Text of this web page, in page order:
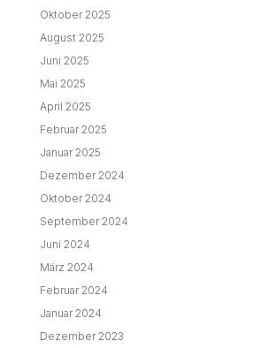
Oktober 2025
August 2025
Juni 2025
Mai 2025
April 2025
Februar 2025
Januar 2025
Dezember 2024
Oktober 2024
September 2024
Juni 2024
März 2024
Februar 2024
Januar 2024
Dezember 2023